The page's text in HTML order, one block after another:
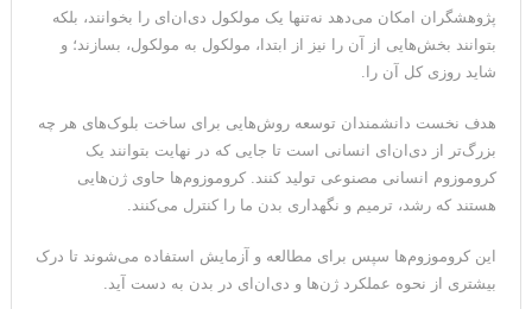
پژوهشگران امکان می‌دهد نه‌تنها یک مولکول دی‌ان‌ای را بخوانند، بلکه
بتوانند بخش‌هایی از آن را نیز از ابتدا، مولکول به مولکول، بسازند؛ و
شاید روزی کل آن را.
هدف نخست دانشمندان توسعه روش‌هایی برای ساخت بلوک‌های هر چه
بزرگ‌تر از دی‌ان‌ای انسانی است تا جایی که در نهایت بتوانند یک
کروموزوم انسانی مصنوعی تولید کنند. کروموزوم‌ها حاوی ژن‌هایی
هستند که رشد، ترمیم و نگهداری بدن ما را کنترل می‌کنند.
این کروموزوم‌ها سپس برای مطالعه و آزمایش استفاده می‌شوند تا درک
بیشتری از نحوه عملکرد ژن‌ها و دی‌ان‌ای در بدن به دست آید.